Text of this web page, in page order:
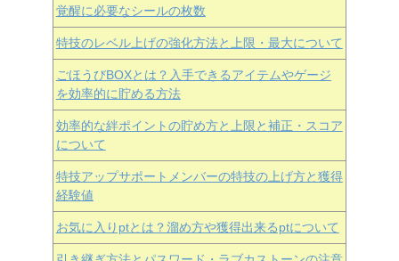
覚醒に必要なシールの枚数
特技のレベル上げの強化方法と上限・最大について
ごほうびBOXとは？入手できるアイテムやゲージ
を効率的に貯める方法
効率的な絆ポイントの貯め方と上限と補正・スコア
について
特技アップサポートメンバーの特技の上げ方と獲得
経験値
お気に入りptとは？溜め方や獲得出来るptについて